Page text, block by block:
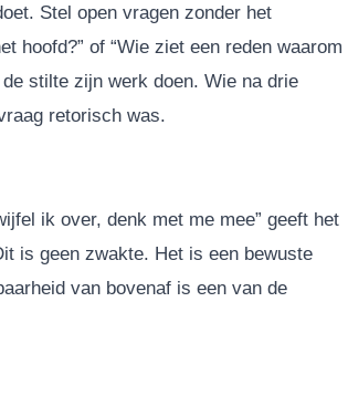
Stel open vragen zonder het
hoofd?” of “Wie ziet een reden waarom
stilte zijn werk doen. Wie na drie
retorisch was.
ik over, denk met me mee” geeft het
is geen zwakte. Het is een bewuste
van bovenaf is een van de